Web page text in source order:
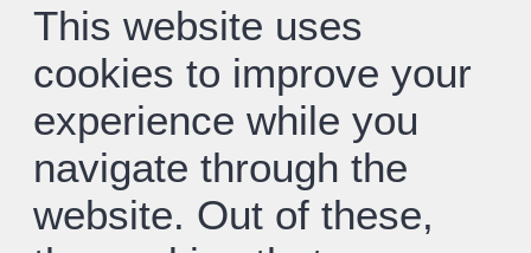
This website uses
cookies to improve your
experience while you
navigate through the
website. Out of these,